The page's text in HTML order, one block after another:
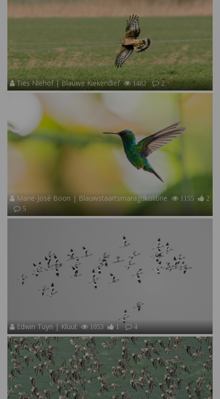
Ties Niehof | Blauwe Kiekendief 1482 2
Marie-José Boon | Blauwstaartsmaragdkolibrie 1155
2
5
Edwin Tuyn | Kluut 1053 1 4